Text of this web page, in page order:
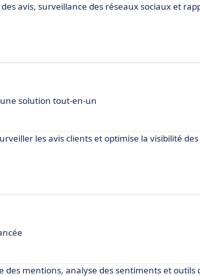
avis, surveillance des réseaux sociaux et
solution tout-en-un
les avis clients et optimise la visibilité
des mentions, analyse des sentiments et outils